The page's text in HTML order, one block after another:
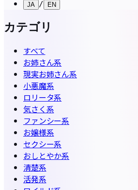
JA / EN
カテゴリ
すべて
お姉さん系
現実お姉さん系
小悪魔系
ロリータ系
気さく系
ファンシー系
お嬢様系
セクシー系
おしとやか系
清楚系
活発系